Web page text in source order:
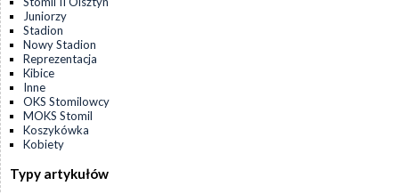
Juniorzy
Stadion
Nowy Stadion
Reprezentacja
Kibice
Inne
OKS Stomilowcy
MOKS Stomil
Koszykówka
Kobiety
Typy artykułów